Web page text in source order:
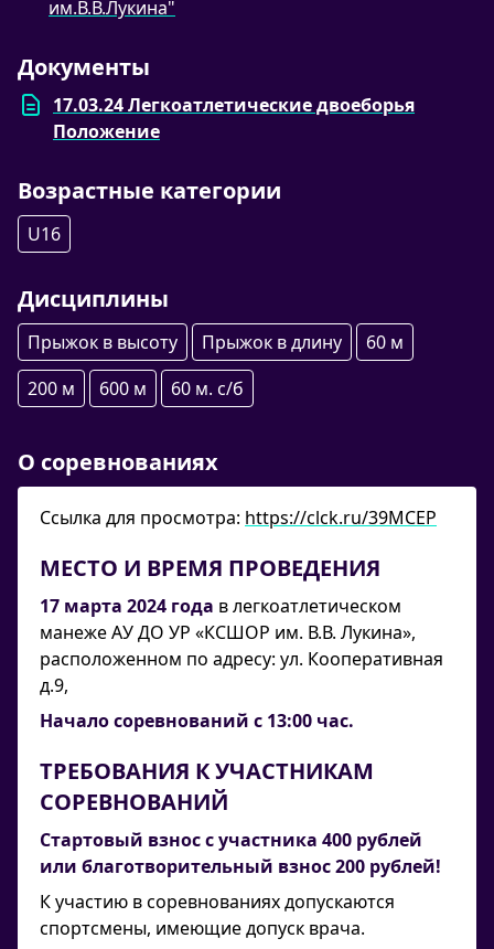
им.В.В.Лукина"
Документы
17.03.24 Легкоатлетические двоеборья
Положение
Возрастные категории
U16
Дисциплины
Прыжок в высоту Прыжок в длину
60 м
200 м
600 м 60 м. с/б
О соревнованиях
Ссылка для просмотра: https://clck.ru/39MCEP
МЕСТО И ВРЕМЯ ПРОВЕДЕНИЯ
17 марта 2024 года в легкоатлетическом
манеже АУ ДО УР «КСШОР им. В.В. Лукина»,
расположенном по адресу: ул. Кооперативная
д.9,
Начало соревнований с 13:00 час.
ТРЕБОВАНИЯ К УЧАСТНИКАМ
СОРЕВНОВАНИЙ
Стартовый взнос с участника 400 рублей
или благотворительный взнос 200 рублей!
К участию в соревнованиях допускаются
спортсмены, имеющие допуск врача.